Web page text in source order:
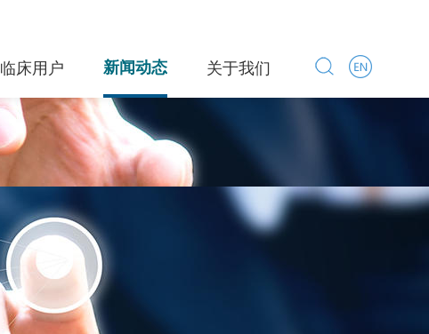
临床用户 新闻动态 关于我们